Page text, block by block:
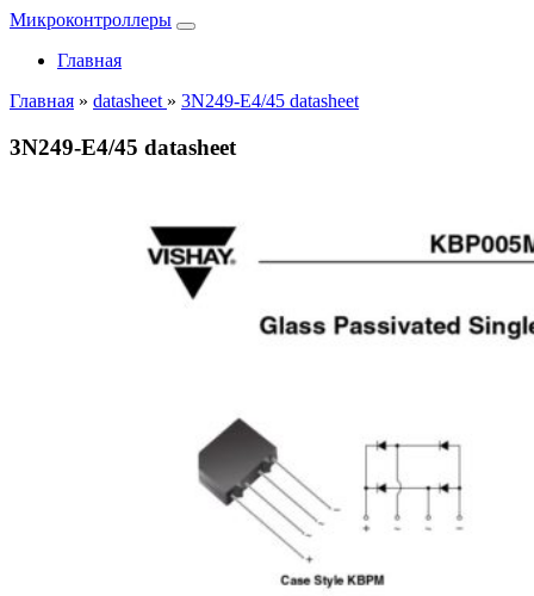
Микроконтроллеры
Главная
Главная » datasheet » 3N249-E4/45 datasheet
3N249-E4/45 datasheet